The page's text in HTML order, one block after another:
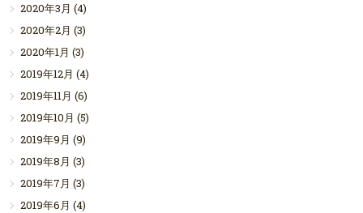
2020年3月 (4)
2020年2月 (3)
2020年1月 (3)
2019年12月 (4)
2019年11月 (6)
2019年10月 (5)
2019年9月 (9)
2019年8月 (3)
2019年7月 (3)
2019年6月 (4)